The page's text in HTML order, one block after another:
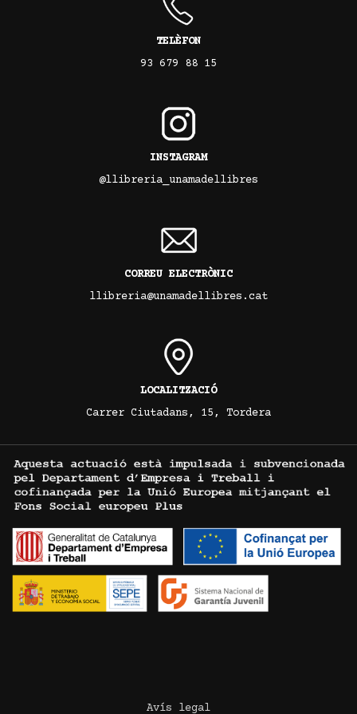
TELÈFON
93 679 88 15
INSTAGRAM
@llibreria_unamadellibres
CORREU ELECTRÒNIC
llibreria@unamadellibres.cat
LOCALITZACIÓ
Carrer Ciutadans, 15, Tordera
Avís legal